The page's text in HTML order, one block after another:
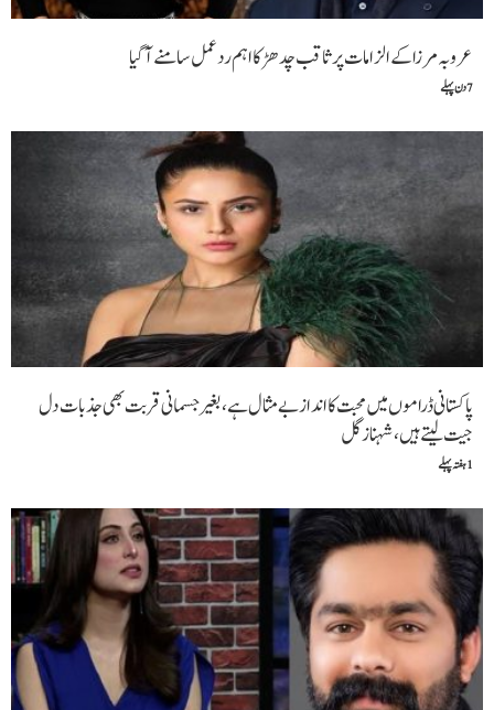
عروبہ مرزا کے الزامات پر ثاقب چدھڑ کا اہم ردعمل سامنے آگیا
7 دن پہلے
پاکستانی ڈراموں میں محبت کا انداز بے مثال ہے، بغیر جسمانی قربت بھی جذبات دل
جیت لیتے ہیں،شہناز گل
1 ہفتہ پہلے